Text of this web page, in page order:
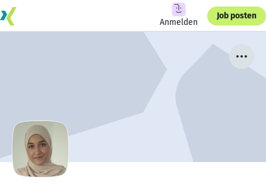
Anmelden
Job posten